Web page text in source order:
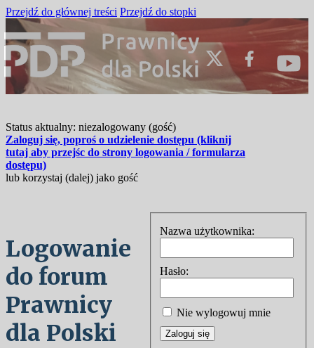
Przejdź do głównej treści Przejdź do stopki
Status aktualny: niezalogowany (gość)
Zaloguj się, poproś o udzielenie dostępu (kliknij
tutaj aby przejśc do strony logowania / formularza
dostępu)
lub korzystaj (dalej) jako gość
Logowanie
do forum
Prawnicy
dla Polski
Nazwa użytkownika:
Hasło:
Nie wylogowuj mnie
Zaloguj się